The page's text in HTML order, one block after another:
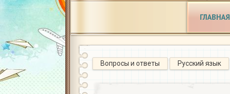
ГЛАВНАЯ
Вопросы и ответы Русский язык